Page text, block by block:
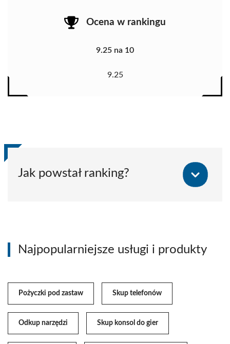
Ocena w rankingu
9.25 na 10
9.25
Jak powstał ranking?
Najpopularniejsze usługi i produkty
Pożyczki pod zastaw Skup telefonów
Odkup narzędzi Skup konsol do gier